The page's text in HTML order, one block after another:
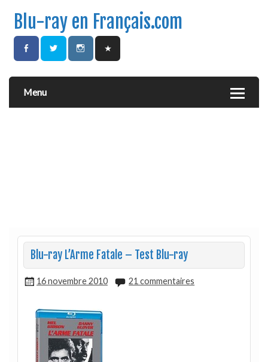
Blu-ray en Français.com
Menu
Blu-ray L’Arme Fatale – Test Blu-ray
16 novembre 2010 21 commentaires